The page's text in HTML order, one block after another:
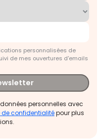
personnalisées de
de mes ouvertures d'emails
personnelles avec
de confidentialitépour plus